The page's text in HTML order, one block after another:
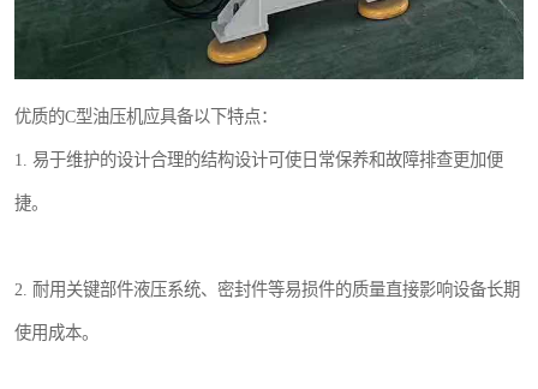
优质的C型油压机应具备以下特点：
1. 易于维护的设计合理的结构设计可使日常保养和故障排查更加便
捷。
2. 耐用关键部件液压系统、密封件等易损件的质量直接影响设备长期
使用成本。